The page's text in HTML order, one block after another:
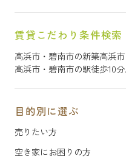
賃貸こだわり条件検索
高浜市・碧南市の新築高浜
高浜市・碧南市の駅徒歩10
目的別に選ぶ
売りたい方
空き家にお困りの方